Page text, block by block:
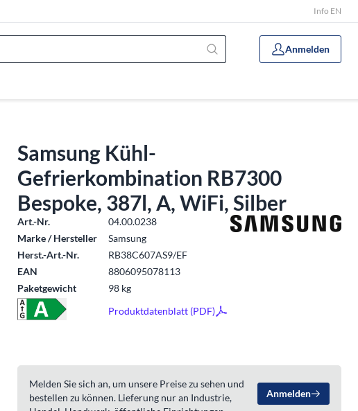
Info EN
Anmelden
Samsung Kühl-
Gefrierkombination RB7300
Bespoke, 387l, A, WiFi, Silber
Art.-Nr.
04.00.0238
Marke / Hersteller
Samsung
Herst.-Art.-Nr.
RB38C607AS9/EF
EAN
8806095078113
Paketgewicht
98 kg
Produktdatenblatt (PDF)
Melden Sie sich an, um unsere Preise zu sehen und
bestellen zu können. Lieferung nur an Industrie,
Anmelden